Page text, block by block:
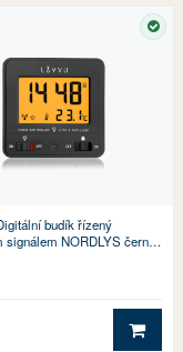
budík řízený
signálem NORDLYS černý
senzorem
DO